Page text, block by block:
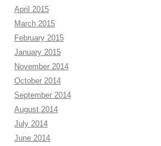
April 2015
March 2015
February 2015
January 2015
November 2014
October 2014
September 2014
August 2014
July 2014
June 2014